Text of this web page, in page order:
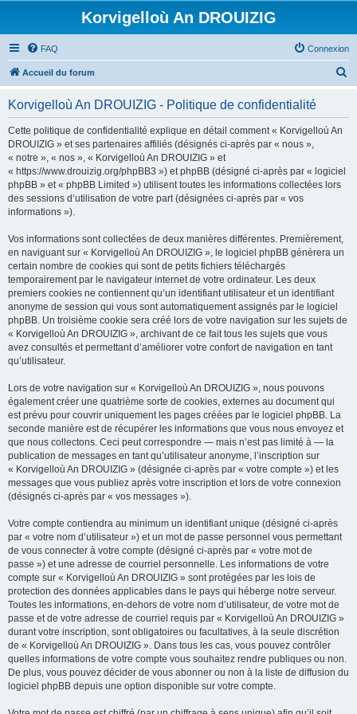
Korvigelloù An DROUIZIG
FAQ Connexion
Accueil du forum
Korvigelloù An DROUIZIG - Politique de confidentialité
Cette politique de confidentialité explique en détail comment « Korvigelloù An
DROUIZIG » et ses partenaires affiliés (désignés ci-après par « nous »,
« notre », « nos », « Korvigelloù An DROUIZIG » et
« https://www.drouizig.org/phpBB3 ») et phpBB (désigné ci-après par « logiciel
phpBB » et « phpBB Limited ») utilisent toutes les informations collectées lors
des sessions d’utilisation de votre part (désignées ci-après par « vos
informations »).
Vos informations sont collectées de deux manières différentes. Premièrement,
en naviguant sur « Korvigelloù An DROUIZIG », le logiciel phpBB génèrera un
certain nombre de cookies qui sont de petits fichiers téléchargés
temporairement par le navigateur internet de votre ordinateur. Les deux
premiers cookies ne contiennent qu’un identifiant utilisateur et un identifiant
anonyme de session qui vous sont automatiquement assignés par le logiciel
phpBB. Un troisième cookie sera créé lors de votre navigation sur les sujets de
« Korvigelloù An DROUIZIG », archivant de ce fait tous les sujets que vous
avez consultés et permettant d’améliorer votre confort de navigation en tant
qu’utilisateur.
Lors de votre navigation sur « Korvigelloù An DROUIZIG », nous pouvons
également créer une quatrième sorte de cookies, externes au document qui
est prévu pour couvrir uniquement les pages créées par le logiciel phpBB. La
seconde manière est de récupérer les informations que vous nous envoyez et
que nous collectons. Ceci peut correspondre — mais n’est pas limité à — la
publication de messages en tant qu’utilisateur anonyme, l’inscription sur
« Korvigelloù An DROUIZIG » (désignée ci-après par « votre compte ») et les
messages que vous publiez après votre inscription et lors de votre connexion
(désignés ci-après par « vos messages »).
Votre compte contiendra au minimum un identifiant unique (désigné ci-après
par « votre nom d’utilisateur ») et un mot de passe personnel vous permettant
de vous connecter à votre compte (désigné ci-après par « votre mot de
passe ») et une adresse de courriel personnelle. Les informations de votre
compte sur « Korvigelloù An DROUIZIG » sont protégées par les lois de
protection des données applicables dans le pays qui héberge notre serveur.
Toutes les informations, en-dehors de votre nom d’utilisateur, de votre mot de
passe et de votre adresse de courriel requis par « Korvigelloù An DROUIZIG »
durant votre inscription, sont obligatoires ou facultatives, à la seule discrétion
de « Korvigelloù An DROUIZIG ». Dans tous les cas, vous pouvez contrôler
quelles informations de votre compte vous souhaitez rendre publiques ou non.
De plus, vous pouvez décider de vous abonner ou non à la liste de diffusion du
logiciel phpBB depuis une option disponible sur votre compte.